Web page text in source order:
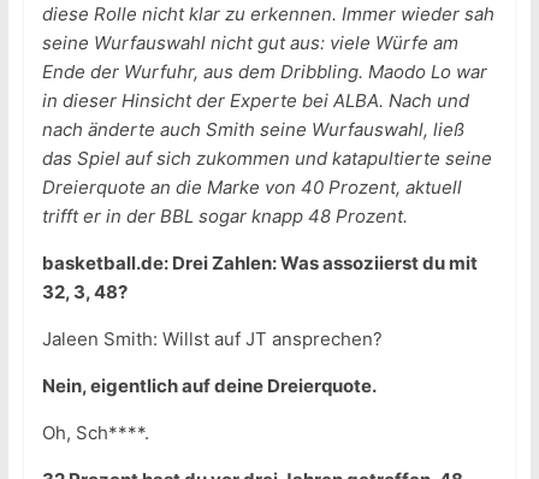
diese Rolle nicht klar zu erkennen. Immer wieder sah
seine Wurfauswahl nicht gut aus: viele Würfe am
Ende der Wurfuhr, aus dem Dribbling. Maodo Lo war
in dieser Hinsicht der Experte bei ALBA. Nach und
nach änderte auch Smith seine Wurfauswahl, ließ
das Spiel auf sich zukommen und katapultierte seine
Dreierquote an die Marke von 40 Prozent, aktuell
trifft er in der BBL sogar knapp 48 Prozent.
basketball.de: Drei Zahlen: Was assoziierst du mit
32, 3, 48?
Jaleen Smith: Willst auf JT ansprechen?
Nein, eigentlich auf deine Dreierquote.
Oh, Sch****.